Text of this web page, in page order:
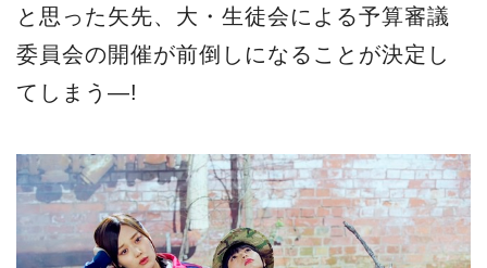
と思った矢先、大・生徒会による予算審議
委員会の開催が前倒しになることが決定し
てしまう―!